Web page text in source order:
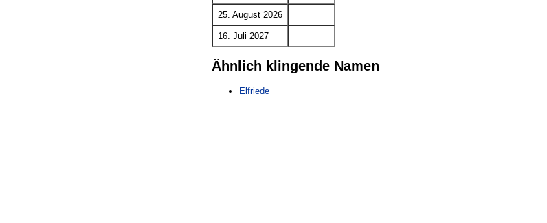
25. August 2026
16. Juli 2027
Ähnlich klingende Namen
Elfriede